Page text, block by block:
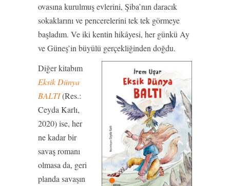
ovasına kurulmuş evlerini, Şiba’nın daracık
sokaklarını ve pencerelerini tek tek görmeye
başladım. Ve iki kentin hikâyesi, her günkü Ay
ve Güneş’in büyülü gerçekliğinden doğdu.
Diğer kitabım
Eksik Dünya
BALTI(Res.:
Ceyda Karlı,
2020) ise, her
ne kadar bir
savaş romanı
olmasa da, geri
planda savaşın